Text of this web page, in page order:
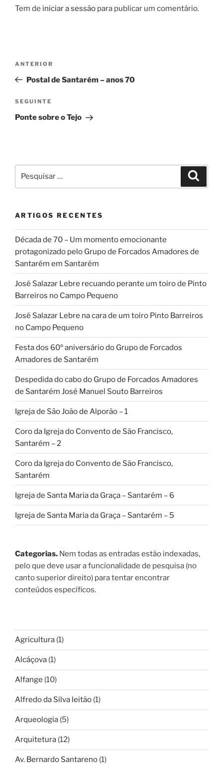
Tem de iniciar a sessão para publicar um comentário.
artigos
Conteúdo
anterior
ANTERIOR
Postal de Santarém – anos 70
Conteúdo
seguinte
SEGUINTE
Ponte sobre o Tejo
por:
ARTIGOS RECENTES
Década de 70 – Um momento emocionante
protagonizado pelo Grupo de Forcados Amadores de
Santarém em Santarém
José Salazar Lebre recuando perante um toiro de Pinto
Barreiros no Campo Pequeno
José Salazar Lebre na cara de um toiro Pinto Barreiros
no Campo Pequeno
Festa dos 60º aniversário do Grupo de Forcados
Amadores de Santarém
Despedida do cabo do Grupo de Forcados Amadores
de Santarém José Manuel Souto Barreiros
Igreja de São João de Alporão – 1
Coro da Igreja do Convento de São Francisco,
Santarém – 2
Coro da Igreja do Convento de São Francisco,
Santarém
Igreja de Santa Maria da Graça – Santarém – 6
Igreja de Santa Maria da Graça – Santarém – 5
Categorias. Nem todas as entradas estão indexadas,
pelo que deve usar a funcionalidade de pesquisa (no
canto superior direito) para tentar encontrar
conteúdos específicos.
Agricultura (1)
Alcáçova (1)
Alfange (10)
Alfredo da Silva leitão (1)
Arqueologia (5)
Arquitetura (12)
Av. Bernardo Santareno (1)